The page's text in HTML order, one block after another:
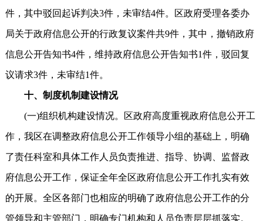
件，其中驳回起诉判决3件，未审结4件。区政府受理各委办
局关于政府信息公开的行政复议案件共9件，其中，撤销政府
信息公开告知书4件，维持政府信息公开告知书1件，驳回复
议请求3件，未审结1件。
十、制度机制建设情况
(一)组织机构建设情况。区政府高度重视政府信息公开工
作，我区在调整政府信息公开工作领导小组的基础上，明确
了责任科室和具体工作人员负责推进、指导、协调、监督政
府信息公开工作，保证全年全区政府信息公开工作扎实有效
的开展。全区各部门也相应的明确了政府信息公开工作的分
管领导和主管部门，明确专门机构和人员负责层层抓落实。